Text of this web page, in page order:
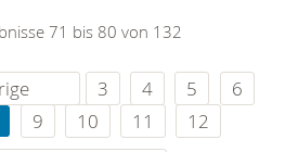
71 bis 80 von 132
3 4 5
6
9 10 11
12